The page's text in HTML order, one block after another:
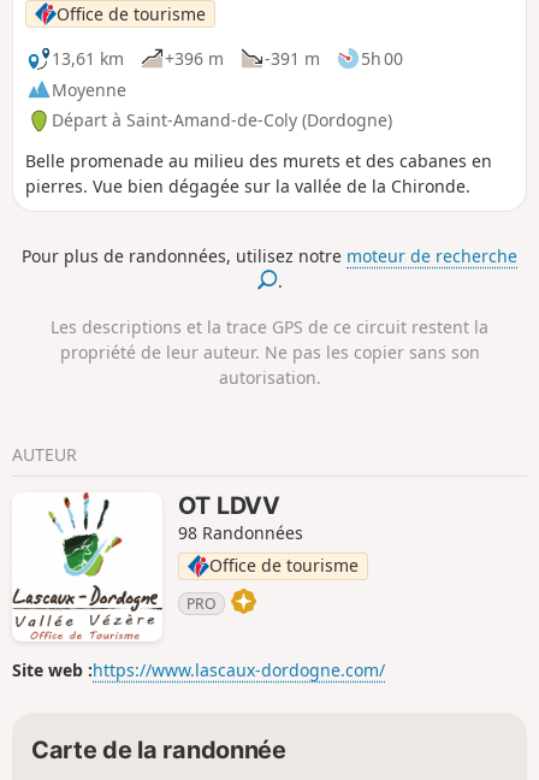
Office de tourisme
13,61 km
+396 m -391 m
5h 00
Moyenne
Départ à Saint-Amand-de-Coly (Dordogne)
Belle promenade au milieu des murets et des cabanes en
pierres. Vue bien dégagée sur la vallée de la Chironde.
Pour plus de randonnées, utilisez notre moteur de recherche
.
Les descriptions et la trace GPS de ce circuit restent la
propriété de leur auteur. Ne pas les copier sans son
autorisation.
AUTEUR
OT LDVV
98 Randonnées
Office de tourisme
PRO
Site web :https://www.lascaux-dordogne.com/
Carte de la randonnée